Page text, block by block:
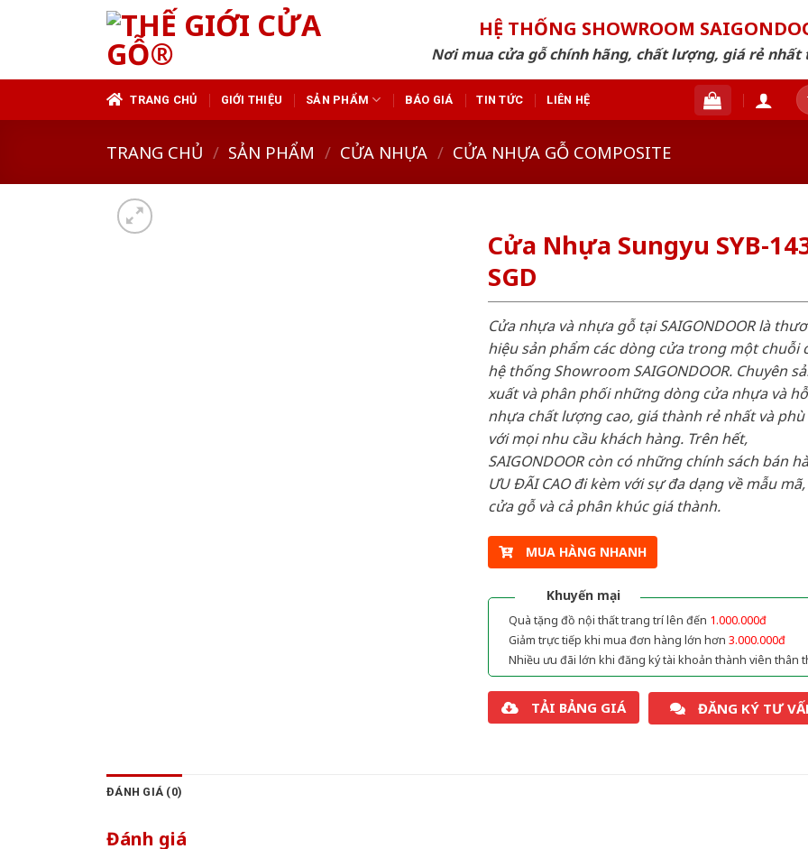
HỆ THỐNG SHOWROOM
Nơi mua cửa gỗ chính hãng, chất lượng, giá rẻ nhất
TRANG CHỦ GIỚI THIỆU SẢN PHẨM BÁO GIÁ TIN TỨC LIÊN HỆ
TRANG CHỦ / SẢN PHẨM / CỬA NHỰA / CỬA NHỰA GỖ COMPOSITE
Cửa Nhựa Sungyu SYB-
SGD
Cửa nhựa và nhựa gỗ tại SAIGONDOOR là
hiệu sản phẩm các dòng cửa trong một chuỗi
hệ thống Showroom SAIGONDOOR. Chuyên
xuất và phân phối những dòng cửa nhựa và
nhựa chất lượng cao, giá thành rẻ nhất và
với mọi nhu cầu khách hàng. Trên hết,
SAIGONDOOR còn có những chính sách bán
ƯU ĐÃI CAO đi kèm với sự đa dạng về mẫu
cửa gỗ và cả phân khúc giá thành.
MUA HÀNG NHANH
Khuyến mại
Quà tặng đồ nội thất trang trí lên đến 1.000.000đ
Giảm trực tiếp khi mua đơn hàng lớn hơn 3.000.000đ
Nhiều ưu đãi lớn khi đăng ký tài khoản thành viên thân
TẢI BẢNG GIÁ ĐĂNG KÝ TƯ
ĐÁNH GIÁ (0)
Đánh giá